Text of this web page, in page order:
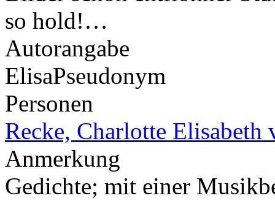
so hold!…
Autorangabe
ElisaPseudonym
Personen
Recke, Charlotte Elisabeth
Anmerkung
Gedichte; mit einer